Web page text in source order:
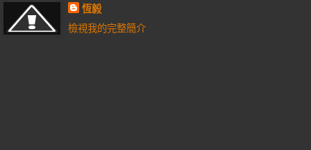
恆毅
檢視我的完整簡介